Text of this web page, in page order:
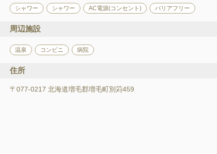
シャワー シャワー AC電源(コンセント) バリアフリー
周辺施設
温泉 コンビニ 病院
住所
〒077-0217 北海道増毛郡増毛町別苅459